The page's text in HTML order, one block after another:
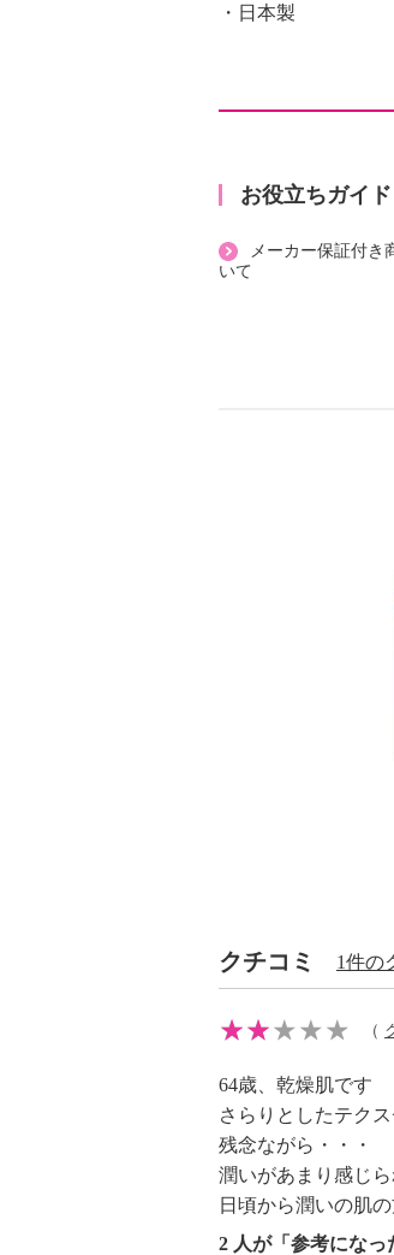
・日本製
お役立ちガイド
メーカー保証付き
いて
クチコミ 1件の
（
64歳、乾燥肌です
さらりとしたテク
残念ながら・・・
潤いがあまり感じ
日頃から潤いの肌
2 人が「参考にな